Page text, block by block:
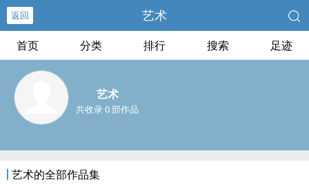
返回 艺术
首页 分类 排行 搜索 足迹
艺术
共收录 0 部作品
艺术的全部作品集